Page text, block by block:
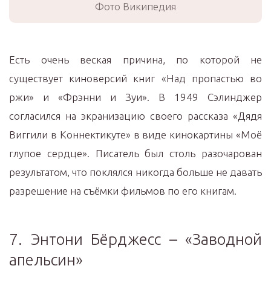
Фото Википедия
Есть очень веская причина, по которой не
существует киноверсий книг «Над пропастью во
ржи» и «Фрэнни и Зуи». В 1949 Сэлинджер
согласился на экранизацию своего рассказа «Дядя
Виггили в Коннектикуте» в виде кинокартины «Моё
глупое сердце». Писатель был столь разочарован
результатом, что поклялся никогда больше не давать
разрешение на съёмки фильмов по его книгам.
7. Энтони Бёрджесс – «Заводной
апельсин»